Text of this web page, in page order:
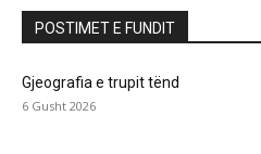
POSTIMET E FUNDIT
Gjeografia e trupit tënd
6 Gusht 2026